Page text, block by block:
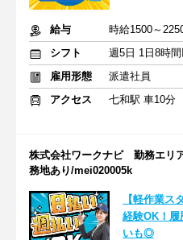
給与
時給1500～
シフト
週5日 1日8時
雇用形態
派遣社員
アクセス
七和駅 車10分
株式会社ワークナビ 勤務エ
務地あり/mei020005k
【軽作業
経験OK！履
いも◎